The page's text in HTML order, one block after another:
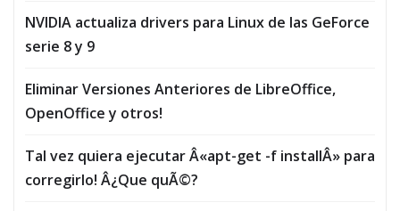
NVIDIA actualiza drivers para Linux de las GeForce
serie 8 y 9
Eliminar Versiones Anteriores de LibreOffice,
OpenOffice y otros!
Tal vez quiera ejecutar Â«apt-get -f installÂ» para
corregirlo! Â¿Que quÃ©?